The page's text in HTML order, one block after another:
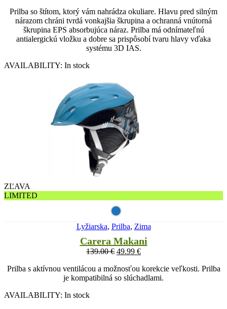
Prilba so štítom, ktorý vám nahrádza okuliare. Hlavu pred silným
nárazom chráni tvrdá vonkajšia škrupina a ochranná vnútorná
škrupina EPS absorbujúca náraz. Prilba má odnímateľnú
antialergickú vložku a dobre sa prispôsobí tvaru hlavy vďaka
systému 3D IAS.
AVAILABILITY: In stock
ZĽAVA
LIMITED
Lyžiarska, Prilba, Zima
Carera Makani
139.00€ 49.99 €
Prilba s aktívnou ventilácou a možnosťou korekcie veľkosti. Prilba
je kompatibilná so slúchadlami.
AVAILABILITY: In stock